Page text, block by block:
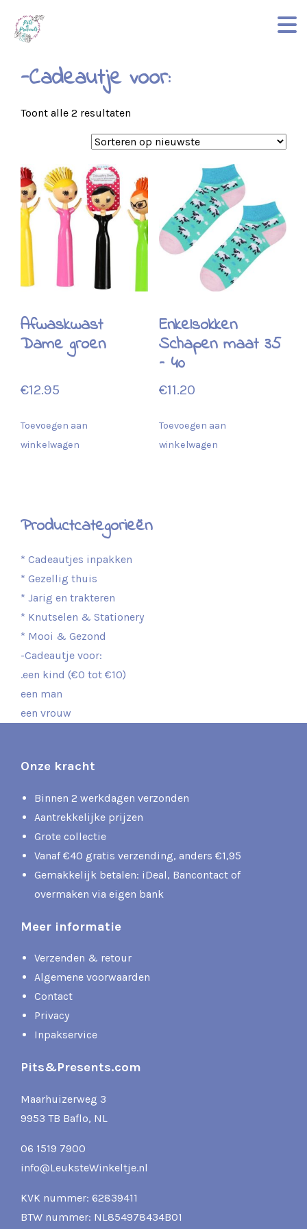
-Cadeautje voor:
Toont alle 2 resultaten
op
nieuwste
Afwaskwast
Dame groen
€12.95
Toevoegen aan
winkelwagen
Enkelsokken
Schapen maat 35
– 40
€11.20
Toevoegen aan
winkelwagen
Productcategorieën
* Cadeautjes inpakken
* Gezellig thuis
* Jarig en trakteren
* Knutselen & Stationery
* Mooi & Gezond
-Cadeautje voor:
.een kind (€0 tot €10)
een man
een vrouw
Onze kracht
Binnen 2 werkdagen verzonden
Aantrekkelijke prijzen
Grote collectie
Vanaf €40 gratis verzending, anders €1,95
Gemakkelijk betalen: iDeal, Bancontact of
overmaken via eigen bank
Meer informatie
Verzenden & retour
Algemene voorwaarden
Contact
Privacy
Inpakservice
Pits&Presents.com
Maarhuizerweg 3
9953 TB Baflo, NL
06 1519 7900
info@LeuksteWinkeltje.nl
KVK nummer: 62839411
BTW nummer: NL854978434B01